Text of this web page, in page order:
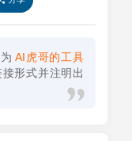
AI虎哥的工具
形式并注明出